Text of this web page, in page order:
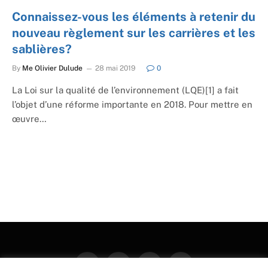
Connaissez-vous les éléments à retenir du
nouveau règlement sur les carrières et les
sablières?
By Me Olivier Dulude 28 mai 2019 0
La Loi sur la qualité de l’environnement (LQE)[1] a fait
l’objet d’une réforme importante en 2018. Pour mettre en
œuvre…